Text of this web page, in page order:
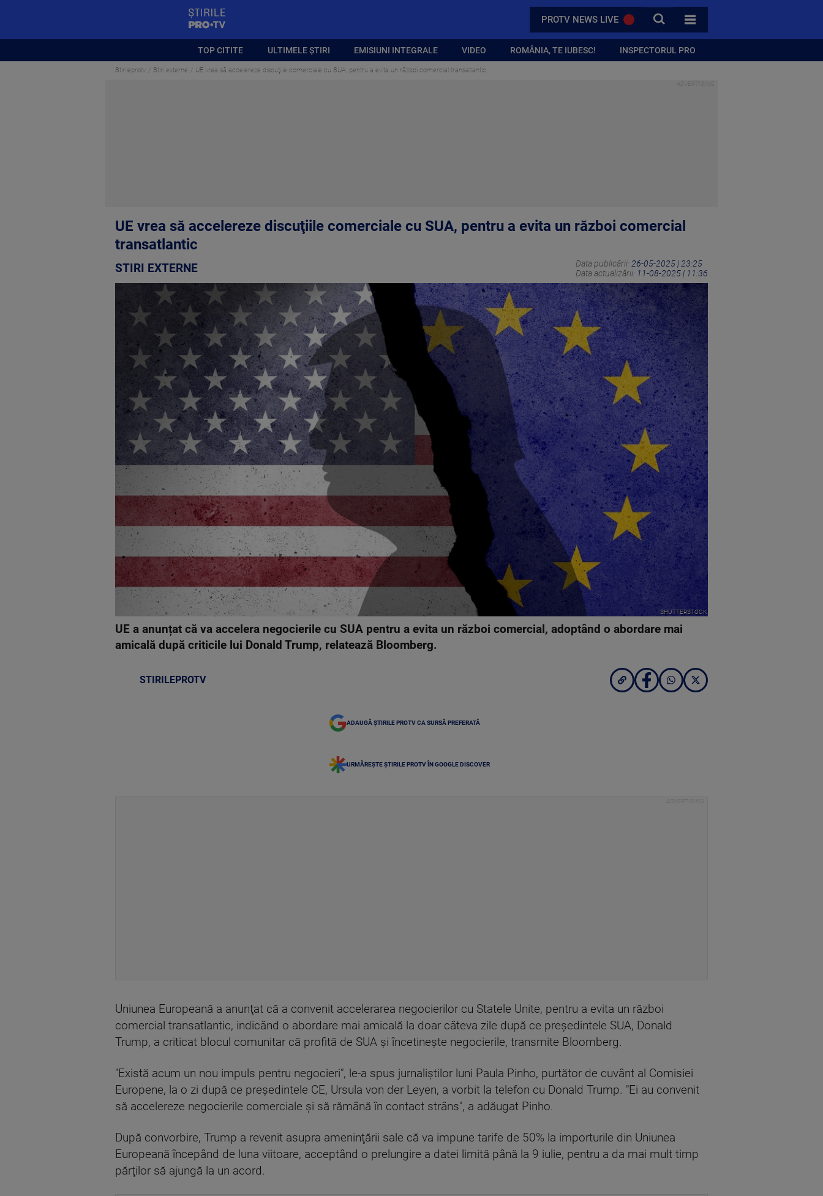
PROTV NEWS LIVE CAUTA
TOATE CATEGORIILE
TOP CITITE ULTIMELE ȘTIRI EMISIUNI INTEGRALE VIDEO ROMÂNIA, TE IUBESC! INSPECTORUL PRO
Stirileprotv Stiri externe UE vrea să accelereze discuţiile comerciale cu SUA, pentru a evita un război comercial transatlantic
UE vrea să accelereze discuţiile comerciale cu SUA, pentru a evita un război comercial
transatlantic
STIRI EXTERNE Data publicării: 26-05-2025 | 23:25
Data actualizării: 11-08-2025 | 11:36
SHUTTERSTOCK
UE a anunțat că va accelera negocierile cu SUA pentru a evita un război comercial, adoptând o abordare mai
amicală după criticile lui Donald Trump, relatează Bloomberg.
STIRILEPROTV
ADAUGĂ ȘTIRILE PROTV CA SURSĂ PREFERATĂ
URMĂREȘTE ȘTIRILE PROTV ÎN GOOGLE DISCOVER
Uniunea Europeană a anunţat că a convenit accelerarea negocierilor cu Statele Unite, pentru a evita un război
comercial transatlantic, indicând o abordare mai amicală la doar câteva zile după ce preşedintele SUA, Donald
Trump, a criticat blocul comunitar că profită de SUA şi încetineşte negocierile, transmite Bloomberg.
"Există acum un nou impuls pentru negocieri", le-a spus jurnaliştilor luni Paula Pinho, purtător de cuvânt al Comisiei
Europene, la o zi după ce preşedintele CE, Ursula von der Leyen, a vorbit la telefon cu Donald Trump. "Ei au convenit
să accelereze negocierile comerciale şi să rămână în contact strâns", a adăugat Pinho.
După convorbire, Trump a revenit asupra ameninţării sale că va impune tarife de 50% la importurile din Uniunea
Europeană începând de luna viitoare, acceptând o prelungire a datei limită până la 9 iulie, pentru a da mai mult timp
părţilor să ajungă la un acord.